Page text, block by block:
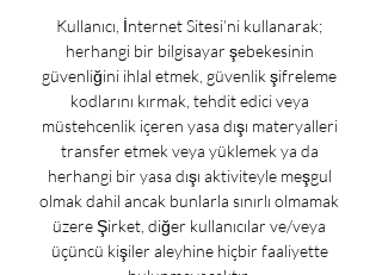
Kullanıcı, İnternet Sitesi’ni kullanarak;
herhangi bir bilgisayar şebekesinin
güvenliğini ihlal etmek, güvenlik şifreleme
kodlarını kırmak, tehdit edici veya
müstehcenlik içeren yasa dışı materyalleri
transfer etmek veya yüklemek ya da
herhangi bir yasa dışı aktiviteyle meşgul
olmak dahil ancak bunlarla sınırlı olmamak
üzere Şirket, diğer kullanıcılar ve/veya
üçüncü kişiler aleyhine hiçbir faaliyette